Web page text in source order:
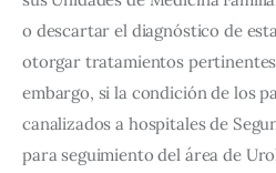
o descartar el diagnóstico de
otorgar tratamientos pertinentes
embargo, si la condición de los
canalizados a hospitales de
para seguimiento del área de